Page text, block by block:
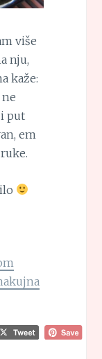
više
nju,
kaže:
ne
put
em